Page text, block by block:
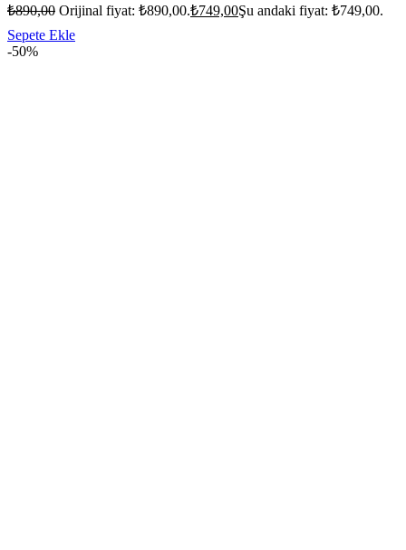
₺890,00 Orijinal fiyat: ₺890,00.₺749,00Şu andaki fiyat: ₺749,00.
Sepete Ekle
-50%